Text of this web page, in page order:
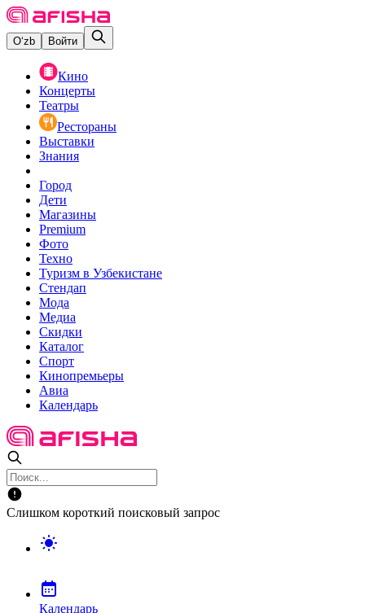
O‘zb Войти
Кино
Концерты
Театры
Рестораны
Выставки
Знания
Город
Дети
Магазины
Premium
Фото
Техно
Туризм в Узбекистане
Стендап
Мода
Медиа
Скидки
Каталог
Спорт
Кинопремьеры
Авиа
Календарь
Слишком короткий поисковый запрос
Календарь